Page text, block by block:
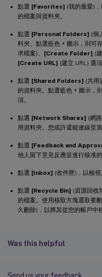
點選 [Favorites] (我的最愛)
的檔案與資料夾。
點選 [Personal Folders] (個
料夾。點選藍色 + 圖示，則可
求檔案)、 [Create Folder] (
[Create URL] (建立 URL) 選項
點選 [Shared Folders] (共用
的資料夾。點選藍色 + 圖示，
項。
點選 [Network Shares] (網
用資料夾。您或許還能連線至
點選 [Feedback and
他人留下意見反應並進行核准的
點選 [Inbox] (收件匣)，以檢
點選 [Recycle Bin] (資源回收
的檔案。使用核取方塊選取要
久刪除)，以將其從您的帳戶中
Was this helpful
Send us your feedback